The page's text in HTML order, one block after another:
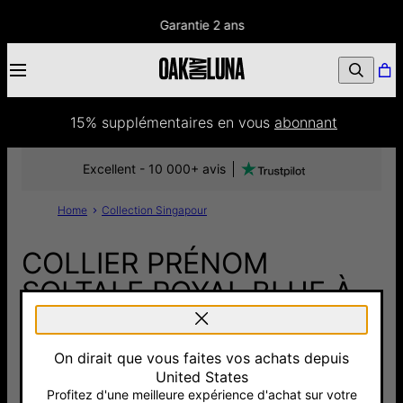
Garantie 2 ans
15% supplémentaires en vous abonnant
Home Collection Singapour
COLLIER PRÉNOM
SOLTALE ROYAL BLUE À
CHAÎNE SINGAPORE -
VERMEIL
150 €
Excellent - 10 000+ avis
On dirait que vous faites vos achats depuis
United States
Profitez d'une meilleure expérience d'achat sur votre